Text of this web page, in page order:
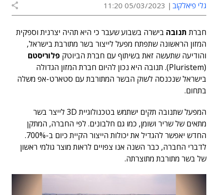
גלי פיאלקוב 05/03/2023 11:20
חברת תנובה בישרה בשבוע שעבר כי היא תהיה יצרנית וספקית
המזון הראשונה שתפתח מפעל לייצור בשר מתורבת בישראל,
והודיעה שתעשה זאת בשיתוף עם חברת הביוטק פלוריסטם
(Pluristem). תנובה היא נכון להיום חברת המזון הגדולה
בישראל שנכנסה לשוק הבשר המתורבת עם סטארט-אפ משלה
בתחום.
המפעל שתנובה תקים ישתמש בטכנולוגיית 3D לייצר בשר
מתאים של שריר ושומן, כמו גם חלבונים. לפי החברה, המתקן
החדש יאפשר להגדיל את יכולות הייצור הקיית כיום ב-700%.
לדברי החברה, כבר השנה אנו צפויים לראות מוצר גולמי ראשון
של בשר מתורבת מתוצרתה.